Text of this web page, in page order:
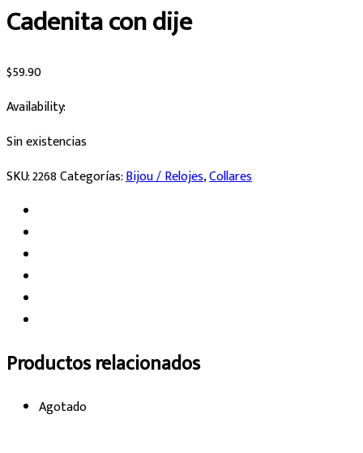
Cadenita con dije
$59.90
Availability:
Sin existencias
SKU:2268Categorías:Bijou / Relojes,Collares
Productos relacionados
Agotado